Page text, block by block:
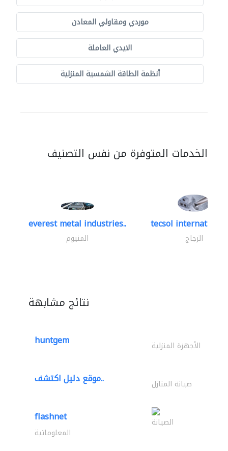
موردي ومقاولي المعادن
الايدي العاملة
أنظمة الطاقة الشمسية المنزلية
الخدمات المتوفرة من نفس التصنيف
everest metal industries..
المنيوم
tecsol
الزجاج
نتائج مشابهة
huntgem الأجهزة المنزلية
موقع دليل اكتشف.. صيانة المنازل
flashnet الصيانة
المعلوماتية